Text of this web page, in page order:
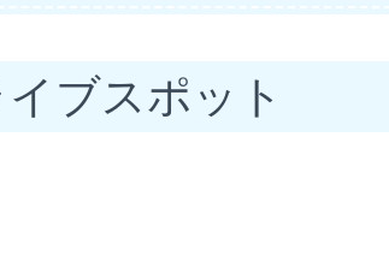
ブスポット